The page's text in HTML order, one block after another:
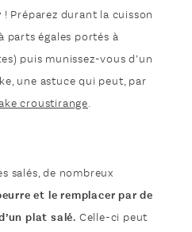
! Préparez durant la cuisson
parts égales portés à
puis munissez-vous d’un
une astuce qui peut, par
croustirange.
salés, de nombreux
et le remplacer par de
plat salé. Celle-ci peut